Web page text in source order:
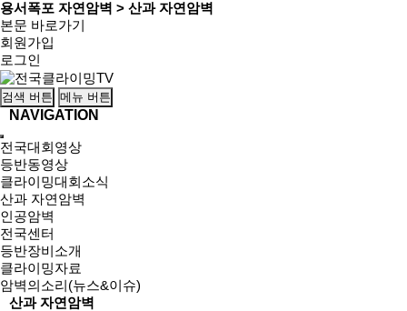
용서폭포 자연암벽 > 산과 자연암벽
본문 바로가기
회원가입
로그인
검색 버튼 메뉴 버튼
NAVIGATION
전국대회영상
등반동영상
클라이밍대회소식
산과 자연암벽
인공암벽
전국센터
등반장비소개
클라이밍자료
암벽의소리(뉴스&이슈)
산과 자연암벽